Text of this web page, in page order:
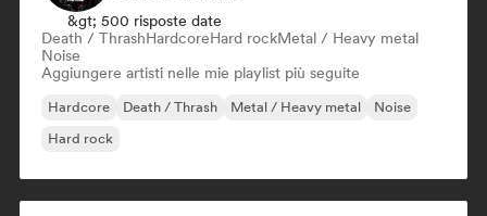
&gt; 500 risposte date
Death / ThrashHardcoreHard rockMetal / Heavy metal
Noise
Aggiungere artisti nelle mie playlist più seguite
Hardcore Death / Thrash Metal / Heavy metal
Noise
Hard rock